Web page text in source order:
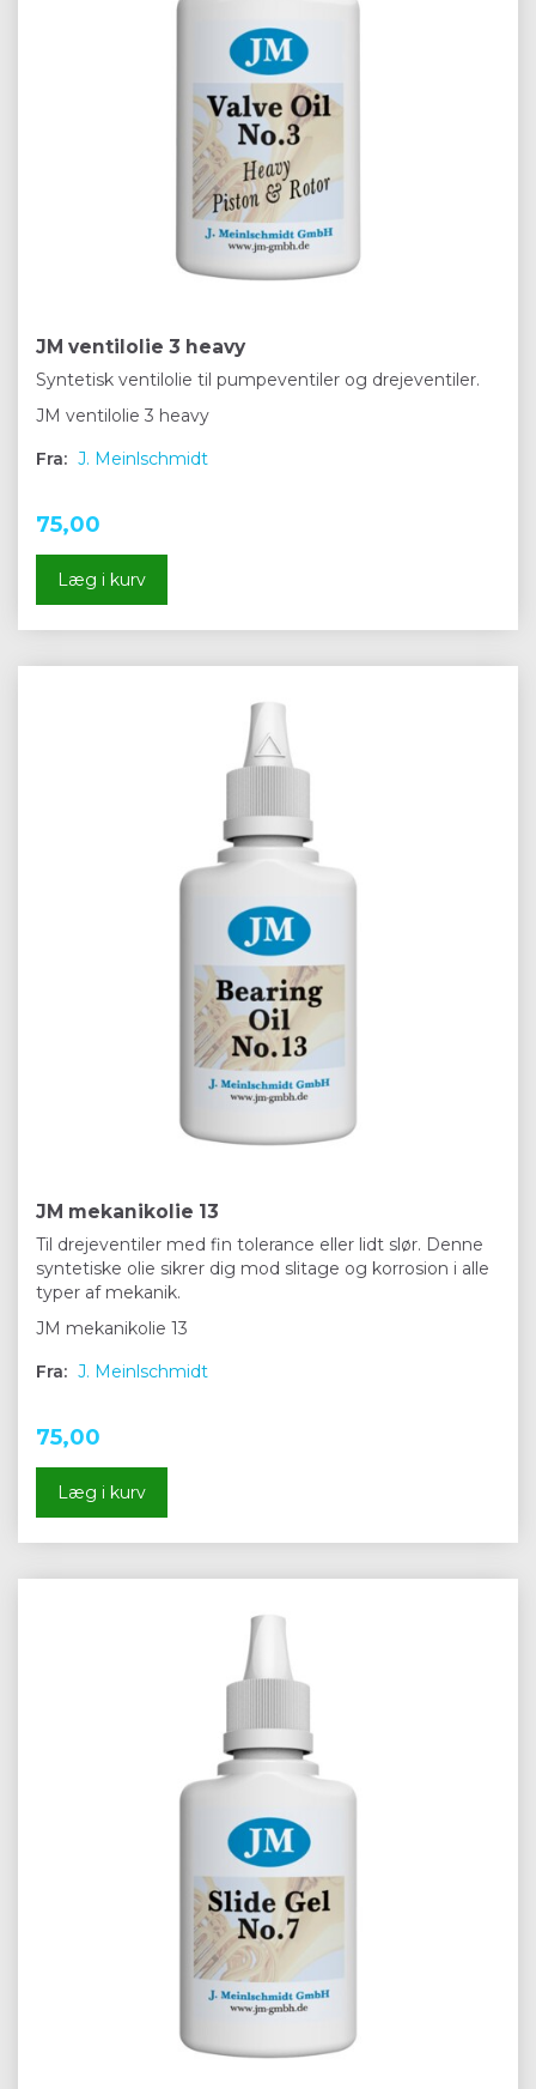
JM ventilolie 3 heavy
Syntetisk ventilolie til pumpeventiler og drejeventiler.
JM ventilolie 3 heavy
Fra: J. Meinlschmidt
75,00
Læg i kurv
JM mekanikolie 13
Til drejeventiler med fin tolerance eller lidt slør. Denne
syntetiske olie sikrer dig mod slitage og korrosion i alle
typer af mekanik.
JM mekanikolie 13
Fra: J. Meinlschmidt
75,00
Læg i kurv